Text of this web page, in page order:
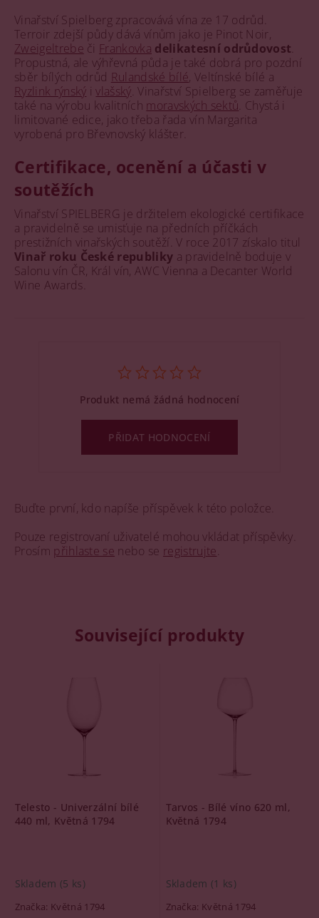
Vinařství Spielberg zpracovává vína ze 17 odrůd.
Terroir zdejší půdy dává vínům jako je Pinot Noir,
Zweigeltrebe či Frankovka delikatesní odrůdovost
Propustná, ale výhřevná půda je také dobrá pro pozdní
sběr bílých odrůd Rulandské bílé, Veltínské bílé a
Ryzlink rýnský ivlašský . Vinařství Spielberg se zaměřuje
také na výrobu kvalitních moravských sektů . Chystá i
limitované edice, jako třeba řada vín Margarita
vyrobená pro Břevnovský klášter.
Certifikace, ocenění a účasti v
soutěžích
Vinařství SPIELBERG je držitelem ekologické certifikace
a pravidelně se umisťuje na předních příčkách
prestižních vinařských soutěží. V roce 2017 získalo titul
Vinař roku České republiky a pravidelně boduje v
Salonu vín ČR, Král vín, AWC Vienna a Decanter World
Wine Awards.
Buďte první, kdo napíše příspěvek k této položce.
Pouze registrovaní uživatelé mohou vkládat příspěvky.
Prosím přihlaste se nebo se registrujte
Produkt nemá žádná hodnocení
PŘIDAT HODNOCENÍ
Související produkty
Telesto - Univerzální bílé
440 ml, Květná 1794
Skladem (5 ks)
Značka: Květná 1794
Tarvos - Bílé víno 620 ml,
Květná 1794
Skladem (1 ks)
Značka: Květná 1794